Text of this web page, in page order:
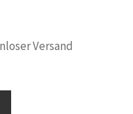
Versand